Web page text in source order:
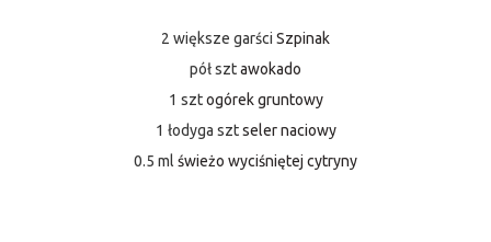
2 większe garści Szpinak
pół sztawokado
1 szt ogórek gruntowy
1 łodyga szt seler naciowy
0.5 ml świeżo wyciśniętej cytryny